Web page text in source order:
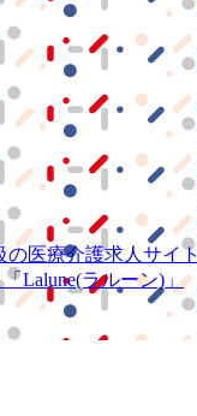
の医療介護求人サイト
「Lalune(ラルーン)」